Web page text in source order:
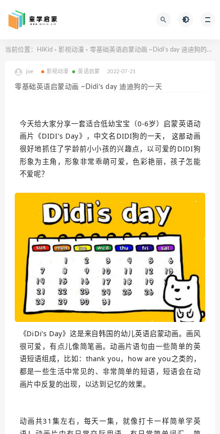
当前位置： HiKid > 影视动漫 > 零基础英语启蒙动画 ~Didi’s day 迪迪狗的一天
joe 影视动漫 英语启蒙 2022-07-21
零基础英语启蒙动画 ~Didi’s day 迪迪狗的一天
今天给大家分享一套适合低幼宝宝（0-6岁）启蒙英语动
画片《DIDI’s Day》，中文名DIDI狗的一天， 这部动 画
很好地抓住了学龄前小小孩的兴趣点，以可爱的DIDI狗
形象为主角，形象非常乖萌可爱，色彩艳丽，孩子怎能
不爱呢？
《DiDi’s Day》这是来自韩国的幼儿英语启蒙动画。画风
很可爱，有点儿像简笔画。动画片语句由一些简单的英
语短语组成，比如：thank you，how are you之类的，
都是一些生活中常见的、非常简单的短语，短语会在动
画片中反复的出现，以达到记忆的效果。
动画共31集左右，每天一集，就像打卡一样简单学英